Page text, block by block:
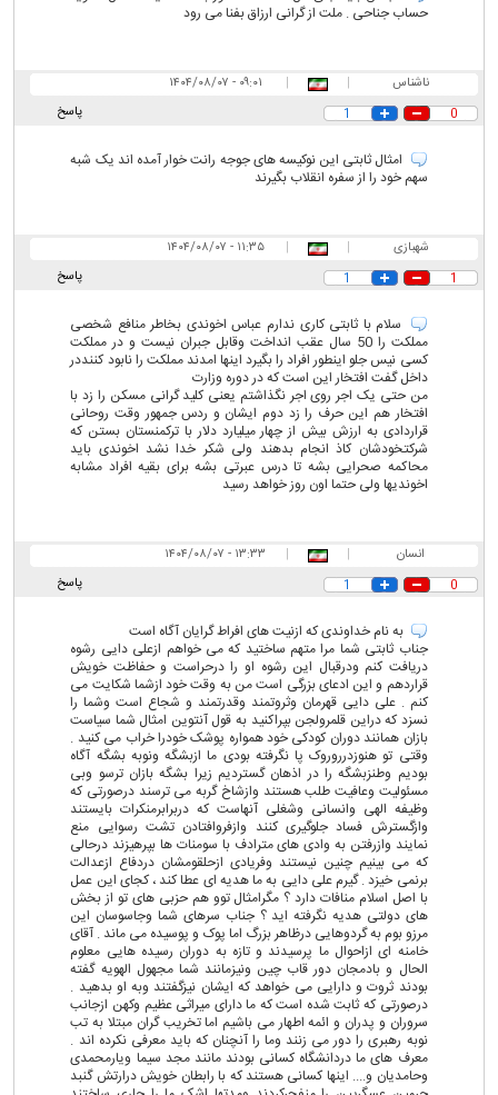
حساب جناحی . ملت از گرانی ارزاق بفنا می رود
ناشناس |
|
۰۹:۰۱ - ۱۴۰۴/۰۸/۰۷
پاسخ
0
1
امثال ثابتی این نوکیسه های جوجه رانت خوار آمده اند یک شبه
سهم خود را از سفره انقلاب بگیرند
شهبازی |
|
۱۱:۳۵ - ۱۴۰۴/۰۸/۰۷
پاسخ
1
1
سلام با ثابتی کاری ندارم عباس اخوندی بخاطر منافع شخصی
مملکت را 50 سال عقب انداخت وقابل جبران نیست و در مملکت
کسی نیس جلو اینطور افراد را بگیرد اینها امدند مملکت را نابود کننددر
داخل گفت افتخار این است که در دوره وزارت
من حتی یک اجر روی اجر نگذاشتم یعنی کلید گرانی مسکن را زد با
افتخار هم این حرف را زد دوم ایشان و ردس جمهور وقت روحانی
قراردادی به ارزش بیش از چهار میلیارد دلار با ترکمنستان بستن که
شرکتخودشان کاذ انجام بدهند ولی شکر خدا نشد اخوندی باید
محاکمه صحرایی بشه تا درس عبرتی بشه برای بقیه افراد مشابه
اخوندیها ولی حتما اون روز خواهد رسید
انسان |
|
۱۳:۳۳ - ۱۴۰۴/۰۸/۰۷
پاسخ
0
1
به نام خداوندی که ازنیت های افراط گرایان آگاه است
جناب ثابتی شما مرا متهم ساختید که می خواهم ازعلی دایی رشوه
دریافت کنم ودرقبال این رشوه او را درحراست و حفاظت خویش
قراردهم و این ادعای بزرگی است من به وقت خود ازشما شکایت می
کنم . علی دایی قهرمان وثروتمند وقدرتمند و شجاع است وشما را
نسزد که دراین قلمرولجن بپراکنید به قول آنتوین امثال شما سیاست
بازان همانند دوران کودکی خود همواره پوشک خودرا خراب می کنید .
وقتی تو هنوزدرروروک پا نگرفته بودی ما ازبشگه ونوبه بشگه آگاه
بودیم وطنزبشگه را در اذهان گستردیم زیرا بشگه بازان ترسو وبی
مسئولیت وعافیت طلب هستند وازشاخ گربه می ترسند درصورتی که
وظیفه الهی وانسانی وشغلی آنهاست که دربرابرمنکرات بایستند
وازگسترش فساد جلوگیری کنند وازفروافتادن تشت رسوایی منع
نمایند وازرفتن به وادی های مترادف با سومنات ها بپرهیزند درحالی
که می بینیم چنین نیستند وفریادی ازحلقومشان دردفاع ازعدالت
برنمی خیزد . گیرم علی دایی به ما هدیه ای عطا کند ، کجای این عمل
با اصل اسلام منافات دارد ؟ مگرامثال توو هم حزبی های تو از بخش
های دولتی هدیه نگرفته اید ؟ جناب سرهای شما وجاسوسان این
مرزو بوم به گردوهایی درظاهر بزرگ اما پوک و پوسیده می ماند . آقای
خامنه ای ازاحوال ما پرسیدند و تازه به دوران رسیده هایی معلوم
الحال و بادمجان دور قاب چین ونیزمانند شما مجهول الهویه گفته
بودند ثروت و دارایی می خواهد که ایشان نیزگفتند وبه او بدهید .
درصورتی که ثابت شده است که ما دارای میراثی عظیم وکهن ازجانب
سروران و پدران و ائمه اطهار می باشیم اما تخریب گران مبتلا به تب
نوبه رهبری را دور می زنند وما را آنچنان که باید معرفی نکرده اند .
معرف های ما دردانشگاه کسانی بودند مانند مجد سیما ویارمحمدی
وحامدیان و.... اینها کسانی هستند که با رابطان خویش درارتش گنبد